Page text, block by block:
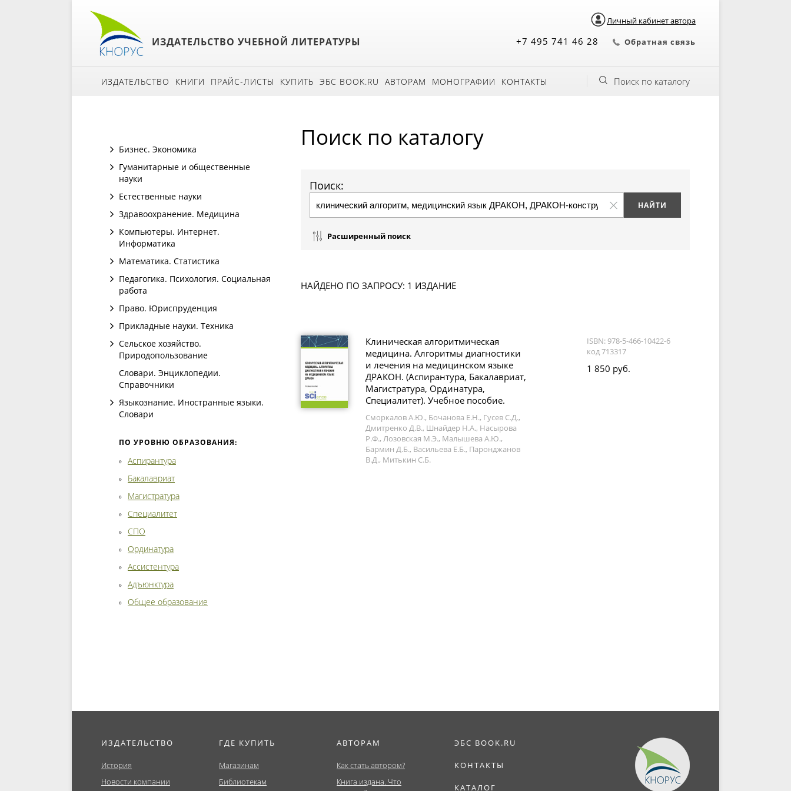
Личный кабинет автора
ИЗДАТЕЛЬСТВО УЧЕБНОЙ ЛИТЕРАТУРЫ +7 495 741 46 28 Обратная связь
ИЗДАТЕЛЬСТВО КНИГИ ПРАЙС-ЛИСТЫ КУПИТЬ ЭБС BOOK.RU АВТОРАМ МОНОГРАФИИ КОНТАКТЫ Поиск по каталогу
Бизнес. Экономика
Гуманитарные и общественные
науки
Естественные науки
Здравоохранение. Медицина
Компьютеры. Интернет.
Информатика
Математика. Статистика
Педагогика. Психология. Социальная
работа
Право. Юриспруденция
Прикладные науки. Техника
Сельское хозяйство.
Природопользование
Словари. Энциклопедии.
Справочники
Языкознание. Иностранные языки.
Словари
ПО УРОВНЮ ОБРАЗОВАНИЯ:
Аспирантура
Бакалавриат
Магистратура
Специалитет
СПО
Ординатура
Ассистентура
Адъюнктура
Общее образование
Поиск по каталогу
Поиск:
Расширенный поиск
НАЙДЕНО ПО ЗАПРОСУ: 1 ИЗДАНИЕ
Клиническая алгоритмическая
медицина. Алгоритмы диагностики
и лечения на медицинском языке
ДРАКОН. (Аспирантура, Бакалавриат,
Магистратура, Ординатура,
Специалитет). Учебное пособие.
Сморкалов А.Ю., Бочанова Е.Н., Гусев С.Д.,
Дмитренко Д.В., Шнайдер Н.А., Насырова
Р.Ф., Лозовская М.Э., Малышева А.Ю.,
Бармин Д.Б., Васильева Е.Б., Паронджанов
В.Д., Митькин С.Б.
ISBN: 978-5-466-10422-6
код 713317
1 850 руб.
ИЗДАТЕЛЬСТВО
История
Новости компании
ГДЕ КУПИТЬ
Магазинам
Библиотекам
АВТОРАМ
Как стать автором?
Книга издана. Что
ЭБС BOOK.RU
КОНТАКТЫ
КАТАЛОГ